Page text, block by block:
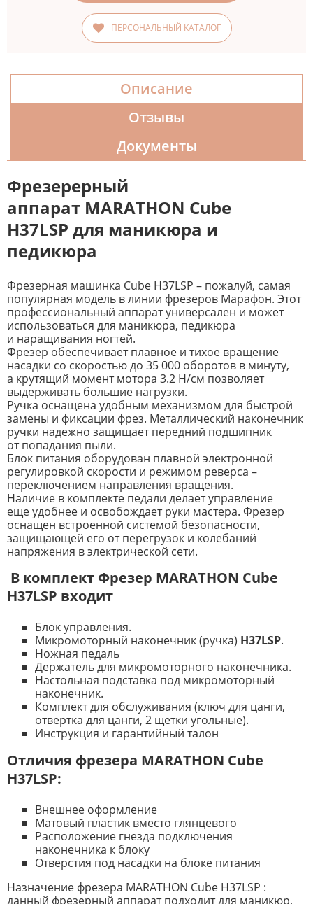
ПЕРСОНАЛЬНЫЙ КАТАЛОГ
Описание
Отзывы
Документы
Фрезерерный
аппарат MARATHON Cube
H37LSP для маникюра и
педикюра
Фрезерная машинка Cube H37LSP – пожалуй, самая
популярная модель в линии фрезеров Марафон. Этот
профессиональный аппарат универсален и может
использоваться для маникюра, педикюра
и наращивания ногтей.
Фрезер обеспечивает плавное и тихое вращение
насадки со скоростью до 35 000 оборотов в минуту,
а крутящий момент мотора 3.2 Н/см позволяет
выдерживать большие нагрузки.
Ручка оснащена удобным механизмом для быстрой
замены и фиксации фрез. Металлический наконечник
ручки надежно защищает передний подшипник
от попадания пыли.
Блок питания оборудован плавной электронной
регулировкой скорости и режимом реверса –
переключением направления вращения.
Наличие в комплекте педали делает управление
еще удобнее и освобождает руки мастера. Фрезер
оснащен встроенной системой безопасности,
защищающей его от перегрузок и колебаний
напряжения в электрической сети.
В комплект Фрезер MARATHON Cube
H37LSP входит
Блок управления.
Микромоторный наконечник (ручка) H37LSP.
Ножная педаль
Держатель для микромоторного наконечника.
Настольная подставка под микромоторный
наконечник.
Комплект для обслуживания (ключ для цанги,
отвертка для цанги, 2 щетки угольные).
Инструкция и гарантийный талон
Отличия фрезера MARATHON Cube
H37LSP:
Внешнее оформление
Матовый пластик вместо глянцевого
Расположение гнезда подключения
наконечника к блоку
Отверстия под насадки на блоке питания
Назначение фрезера MARATHON Cube H37LSP :
данный фрезерный аппарат подходит для маникюр,